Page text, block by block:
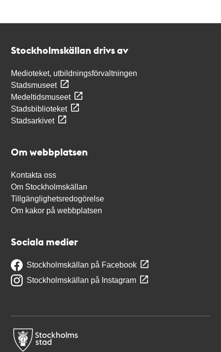
Stockholmskällan drivs av
Medioteket, utbildningsförvaltningen
Stadsmuseet
Medeltidsmuseet
Stadsbiblioteket
Stadsarkivet
Om webbplatsen
Kontakta oss
Om Stockholmskällan
Tillgänglighetsredogörelse
Om kakor på webbplatsen
Sociala medier
Stockholmskällan på Facebook
Stockholmskällan på Instagram